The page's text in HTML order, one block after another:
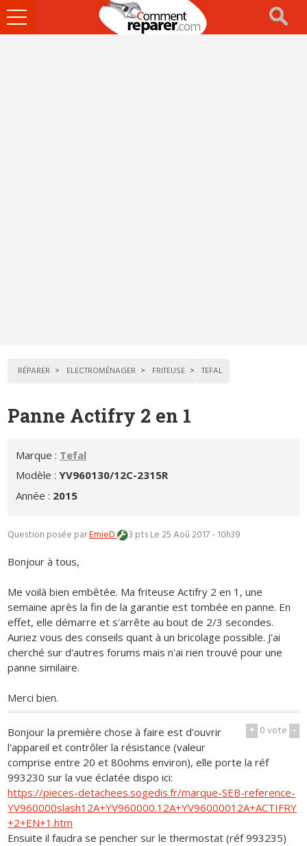
Ouvrir
le
RÉPARER ELECTROMÉNAGER FRITEUSE TEFAL
Panne Actifry 2 en 1
Marque : Tefal
Modèle :YV960130/12C-2315R
Année : 2015
Question posée parEmieD 3 ptsLe 25 Aoû 2017 - 10h39
Bonjour à tous,
Me voilà bien embêtée. Ma friteuse Actifry 2 en 1, une
semaine après la fin de la garantie est tombée en panne. En
effet, elle démarre et s'arrête au bout de 2/3 secondes.
Auriez vous des conseils quant à un bricolage possible. J'ai
cherché sur d'autres forums mais n'ai rien trouvé pour une
panne similaire.
Merci bien.
+ 0vote -
Bonjour la première chose à faire est d'ouvrir
l'appareil et contrôler la résistance (valeur
comprise entre 20 et 80ohms environ), elle porte la réf
993230 sur la vue éclatée dispo ici:
https://pieces-detachees.sogedis.fr/marque-SEB-reference-
YV960000slash12A+YV960000.12A+YV96000012A+ACTIFRY
+2+EN+1.htm
Ensuite il faudra se pencher sur le thermostat (réf 993235)